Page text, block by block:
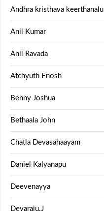
Andhra kristhava keerthanalu
Anil Kumar
Anil Ravada
Atchyuth Enosh
Benny Joshua
Bethaala John
Chatla Devasahaayam
Daniel Kalyanapu
Deevenayya
Devaraju.J